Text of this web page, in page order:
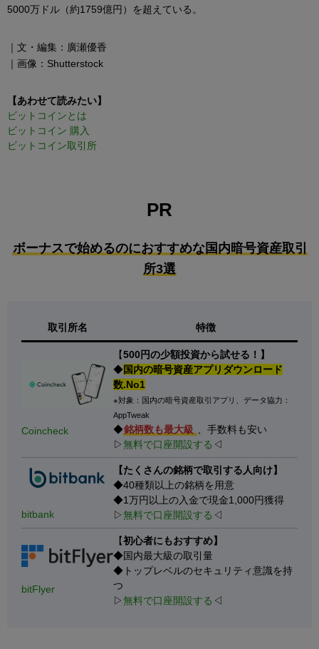
5000万ドル（約1759億円）を超えている。
｜文・編集：廣瀬優香
｜画像：Shutterstock
【あわせて読みたい】
ビットコインとは
ビットコイン 購入
ビットコイン取引所
PR
ボーナスで始めるのにおすすめな国内暗号資産取引
所3選
取引所名 特徴
Coincheck
【500円の少額投資から試せる！】
◆国内の暗号資産アプリダウンロード
数.No1
※対象：国内の暗号資産取引アプリ、データ協力：
AppTweak
◆銘柄数も最大級 、手数料も安い
▷無料で口座開設する ◁
bitbank
【たくさんの銘柄で取引する人向け】
◆40種類以上の銘柄を用意
◆1万円以上の入金で現金1,000円獲得
▷無料で口座開設する ◁
bitFlyer
【初心者にもおすすめ】
◆国内最大級の取引量
◆トップレベルのセキュリティ意識を持
つ
▷無料で口座開設する ◁